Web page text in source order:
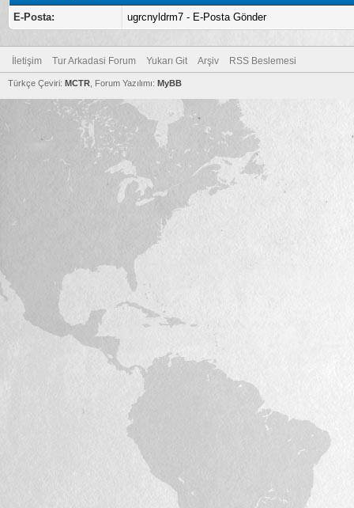
E-Posta: ugrcnyldrm7 - E-Posta Gönder
İletişim Tur Arkadasi Forum Yukarı Git Arşiv RSS Beslemesi
Türkçe Çeviri: MCTR , Forum Yazılımı: MyBB